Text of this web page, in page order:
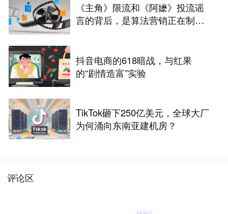
《主角》限流和《阿嬷》投流谣
言的背后，是算法营销正在制造
抖音电商的618暗战，与红果
的“剧情造富”实验
TikTok砸下250亿美元，全球大厂
为何涌向东南亚建机房？
评论区